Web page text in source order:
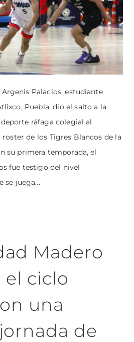
Palacios, estudiante
Puebla, dio el salto a la
ráfaga colegial al
de los Tigres Blancos de la
su primera temporada, el
fue testigo del nivel
se juega...
Madero
el ciclo
una
de